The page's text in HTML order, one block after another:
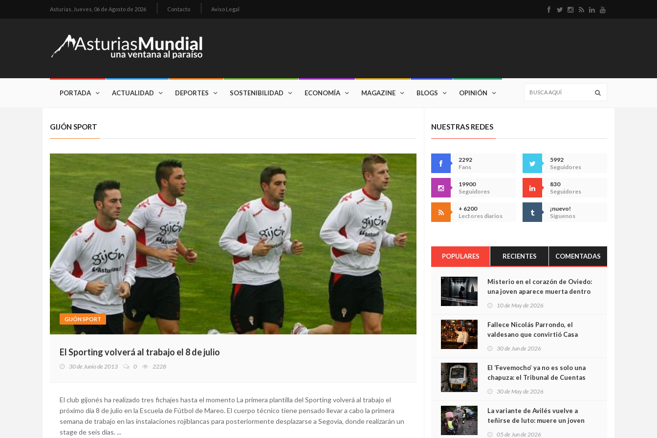
Asturias, Jueves, 06 de Agosto de 2026 Contacto Aviso Legal
PORTADA ACTUALIDAD DEPORTES SOSTENIBILIDAD ECONOMÍA MAGAZINE BLOGS OPINIÓN
GIJÓN SPORT
GIJÓN SPORT
El Sporting volverá al trabajo el 8 de julio
30 de Junio de 2013 0 2228
El club gijonés ha realizado tres fichajes hasta el momento La primera plantilla del Sporting volverá al trabajo el
próximo día 8 de julio en la Escuela de Fútbol de Mareo. El cuerpo técnico tiene pensado llevar a cabo la primera
semana de trabajo en las instalaciones rojiblancas para posteriormente desplazarse a Segovia, donde realizarán un
stage de seis días. ...
NUESTRAS REDES
2292
Fans
5992
Seguidores
19900
Seguidores
830
Seguidores
+ 6200
Lectores diarios
¡nuevo!
Síguenos
POPULARES RECIENTES COMENTADAS
Misterio en el corazón de Oviedo:
una joven aparece muerta dentro
cámaras captan sus últimos
minutos
10 de May de 2026
Fallece Nicolás Parrondo, el
valdesano que convirtió Casa
30 de Jun de 2026
El ‘Fevemocho’ ya no es solo una
chapuza: el Tribunal de Cuentas
sobrecoste de los trenes que no
cabían por los túneles
30 de May de 2026
La variante de Avilés vuelve a
teñirse de luto: muere un joven
05 de Jun de 2026